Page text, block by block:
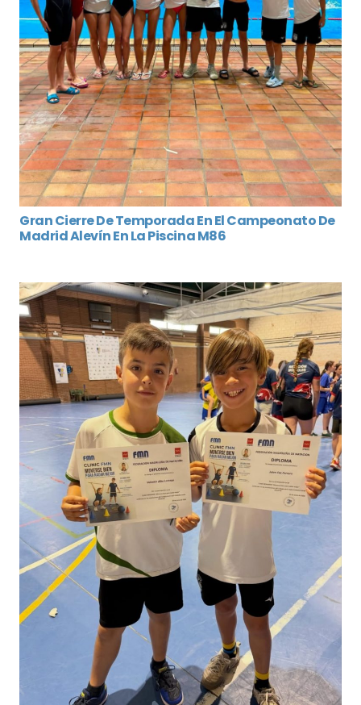
Gran Cierre De Temporada En El Campeonato De
Madrid Alevín En La Piscina M86